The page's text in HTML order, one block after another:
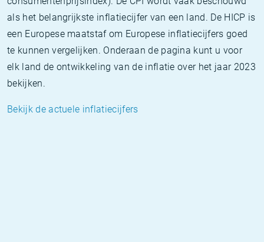
als het belangrijkste inflatiecijfer van een land. De HICP is
een Europese maatstaf om Europese inflatiecijfers goed
te kunnen vergelijken. Onderaan de pagina kunt u voor
elk land de ontwikkeling van de inflatie over het jaar 2023
bekijken.
Bekijk de actuele inflatiecijfers